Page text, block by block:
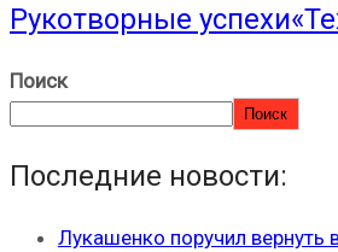
Рукотворные
Поиск
Поиск
Последние новости:
Лукашенко поручил вернуть